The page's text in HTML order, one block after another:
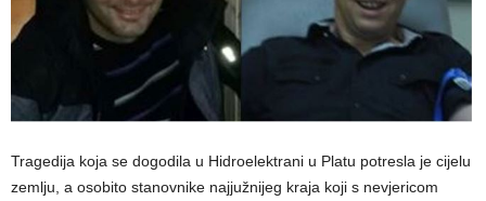
Tragedija koja se dogodila u Hidroelektrani u Platu potresla je cijelu
zemlju, a osobito stanovnike najjužnijeg kraja koji s nevjericom